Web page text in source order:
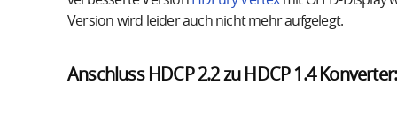
Version wird leider auch nicht mehr aufgelegt.
Anschluss HDCP 2.2 zu HDCP 1.4 Konverter: